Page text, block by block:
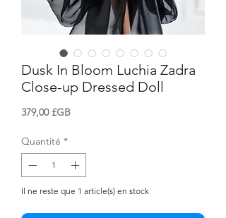
Dusk In Bloom Luchia Zadra
Close-up Dressed Doll
379,00 £GBPrix
Quantité *
Il ne reste que 1 article(s) en stock